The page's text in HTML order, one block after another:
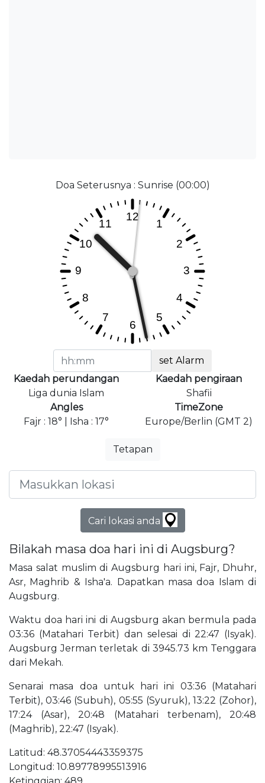
Doa Seterusnya : Sunrise (00:00)
set Alarm
Kaedah perundangan
Liga dunia Islam
Kaedah pengiraan
Shafii
Angles
Fajr : 18° | Isha : 17°
TimeZone
Europe/Berlin (GMT 2)
Tetapan
Cari lokasi anda
Bilakah masa doa hari ini di Augsburg?
Masa salat muslim di Augsburg hari ini, Fajr, Dhuhr,
Asr, Maghrib & Isha'a. Dapatkan masa doa Islam di
Augsburg.
Waktu doa hari ini di Augsburg akan bermula pada
03:36 (Matahari Terbit) dan selesai di 22:47 (Isyak).
Augsburg Jerman terletak di 3945.73 km Tenggara
dari Mekah.
Senarai masa doa untuk hari ini 03:36 (Matahari
Terbit), 03:46 (Subuh), 05:55 (Syuruk), 13:22 (Zohor),
17:24 (Asar), 20:48 (Matahari terbenam), 20:48
(Maghrib), 22:47 (Isyak).
Latitud: 48.37054443359375
Longitud: 10.89778995513916